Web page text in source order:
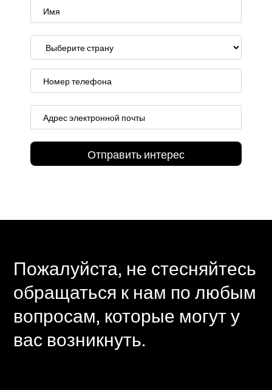
Пожалуйста, не стесняйтесь
обращаться к нам по любым
вопросам, которые могут у
вас возникнуть.